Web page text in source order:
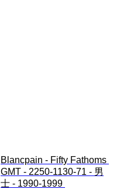
Blancpain - Fifty Fathoms
GMT - 2250-1130-71 - 男
士 - 1990-1999